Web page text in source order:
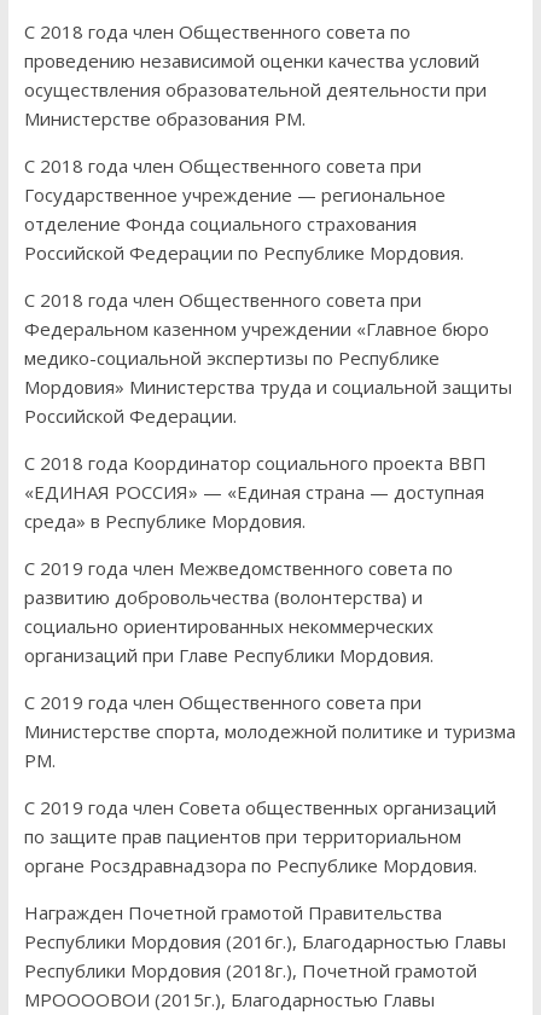
С 2018 года член Общественного совета по
проведению независимой оценки качества условий
осуществления образовательной деятельности при
Министерстве образования РМ.
С 2018 года член Общественного совета при
Государственное учреждение — региональное
отделение Фонда социального страхования
Российской Федерации по Республике Мордовия.
С 2018 года член Общественного совета при
Федеральном казенном учреждении «Главное бюро
медико-социальной экспертизы по Республике
Мордовия» Министерства труда и социальной защиты
Российской Федерации.
С 2018 года Координатор социального проекта ВВП
«ЕДИНАЯ РОССИЯ» — «Единая страна — доступная
среда» в Республике Мордовия.
С 2019 года член Межведомственного совета по
развитию добровольчества (волонтерства) и
социально ориентированных некоммерческих
организаций при Главе Республики Мордовия.
С 2019 года член Общественного совета при
Министерстве спорта, молодежной политике и туризма
РМ.
С 2019 года член Совета общественных организаций
по защите прав пациентов при территориальном
органе Росздравнадзора по Республике Мордовия.
Награжден Почетной грамотой Правительства
Республики Мордовия (2016г.), Благодарностью Главы
Республики Мордовия (2018г.), Почетной грамотой
МРООООВОИ (2015г.), Благодарностью Главы